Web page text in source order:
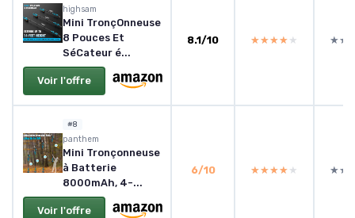
highsam
Mini TronçOnneuse
8 Pouces Et
SéCateur é...
Voir l'offre
8.1/10 ★★★★★
★★★★★
#8
panthem
Mini Tronçonneuse
à Batterie
8000mAh, 4-...
Voir l'offre
6/10 ★★★★★
★★★★★